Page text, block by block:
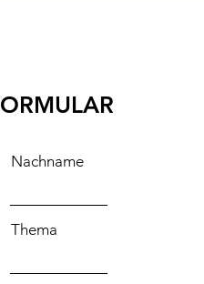
Nachname
Thema